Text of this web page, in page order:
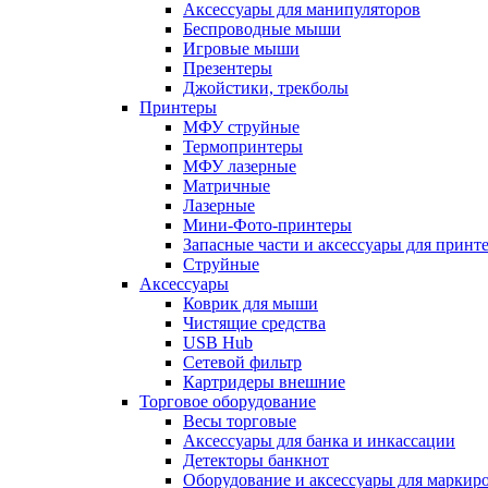
Аксессуары для манипуляторов
Беспроводные мыши
Игровые мыши
Презентеры
Джойстики, трекболы
Принтеры
МФУ струйные
Термопринтеры
МФУ лазерные
Матричные
Лазерные
Мини-Фото-принтеры
Запасные части и аксессуары для
Струйные
Аксессуары
Коврик для мыши
Чистящие средства
USB Hub
Сетевой фильтр
Картридеры внешние
Торговое оборудование
Весы торговые
Аксессуары для банка и инкассации
Детекторы банкнот
Оборудование и аксессуары для